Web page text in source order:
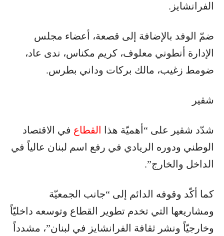
الفرانشايز.
ضمّ الوفد بالإضافة إلى قصعة، أعضاء مجلس
الإدارة أنطوني معلوف، كريم مكناس، ندى عاد،
ضومط زغيب، مالك بركات وداني بطرس.
شقير
شدّد شقير على “أهميّة هذا القطاع في الاقتصاد
الوطني ودوره الريادي في رفع اسم لبنان عالياً في
الداخل والخارج”.
كما أكّد وقوفه الدائم إلى “جانب الجمعيّة
ومشاريعها التي تخدم تطوير القطاع وتوسعه داخليّاً
وخارجيّاً ونشر ثقافة الفرانشايز في لبنان”، مشدداً